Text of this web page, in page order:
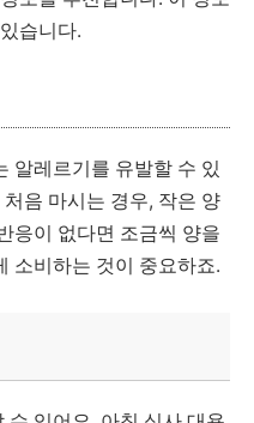
습니다.
알레르기를 유발할 수 있
음 마시는 경우, 작은 양
응이 없다면 조금씩 양을
소비하는 것이 중요하죠.